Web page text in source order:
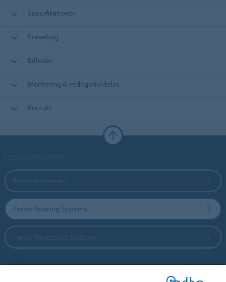
Specifikationer
Prøvebog
Billeder
Montering & vedligeholdelse
Kontakt
Forbo Flooring Systems